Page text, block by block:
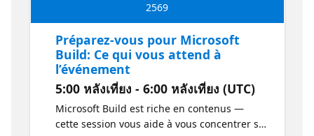
2569
Préparez-vous pour Microsoft
Build: Ce qui vous attend à
l’événement
5:00 หลังเที่ยง - 6:00 หลังเที่ยง (UTC)
Microsoft Build est riche en contenus —
cette session vous aide à vous concentrer sur